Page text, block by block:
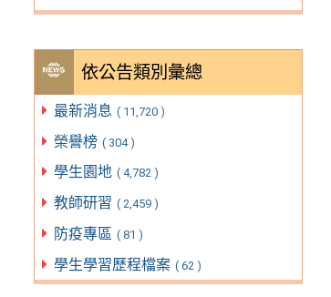
依公告類別彙總
最新消息 ( 11,720 )
榮譽榜 ( 304 )
學生園地 ( 4,782 )
教師研習 ( 2,459 )
防疫專區 ( 81 )
學生學習歷程檔案 ( 62 )